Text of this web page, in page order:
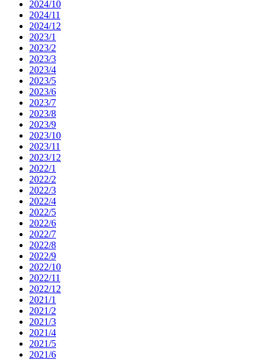
2024/10
2024/11
2024/12
2023/1
2023/2
2023/3
2023/4
2023/5
2023/6
2023/7
2023/8
2023/9
2023/10
2023/11
2023/12
2022/1
2022/2
2022/3
2022/4
2022/5
2022/6
2022/7
2022/8
2022/9
2022/10
2022/11
2022/12
2021/1
2021/2
2021/3
2021/4
2021/5
2021/6